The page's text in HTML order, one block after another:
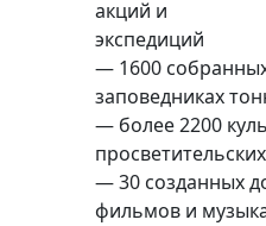
акций и
экспедиций
— 1600
заповедниках
— более 2200
— 30 созданных
фильмов и